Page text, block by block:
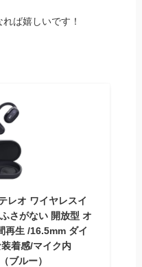
ば嬉しいです！
レオ ワイヤレスイ
さがない 開放型 オ
再生 /16.5mm ダイ
着感/マイク内
ブルー）